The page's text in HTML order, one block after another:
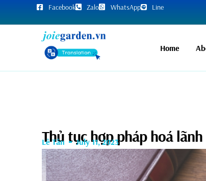
Facebook Zalo WhatsApp Line
Home
Thủ tục hợp pháp hoá
Lê Tân July 11, 2023